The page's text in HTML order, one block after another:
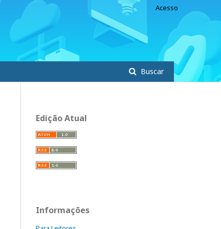
Buscar
Acesso
Edição Atual
Informações